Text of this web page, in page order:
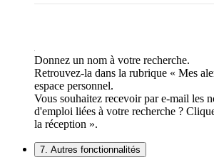
Donnez un nom à votre recherche.
Retrouvez-la dans la rubrique « Mes
espace personnel.
Vous souhaitez recevoir par e-mail les
d'emploi liées à votre recherche ?
la réception ».
7. Autres fonctionnalités